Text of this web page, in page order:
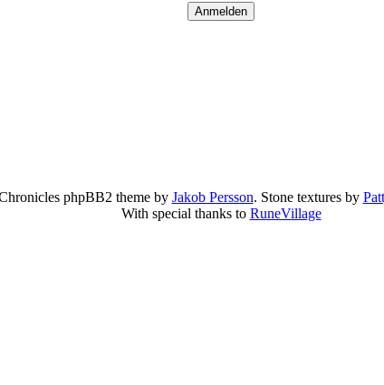
phpBB2 theme by Jakob Persson. Stone textures by
With special thanks to RuneVillage